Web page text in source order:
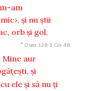
am
şi nu ştii
orb şi gol,
* Osea 12:8 1 Cor 4:8
Mine aur
şi
ele şi să nu ţi